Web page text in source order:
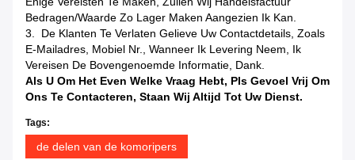
Bedragen/waarde Zo Lager Maken Aangezien Ik Kan.
3. De Klanten Te Verlaten Gelieve Uw Contactdetails, Zoals
E-Mailadres, Mobiel Nr., Wanneer Ik Levering Neem, Ik
Vereisen De Bovengenoemde Informatie, Dank.
Als U Om Het Even Welke Vraag Hebt, Pls Gevoel Vrij Om
Ons Te Contacteren, Staan Wij Altijd Tot Uw Dienst.
Tags:
de delen van de komoripers